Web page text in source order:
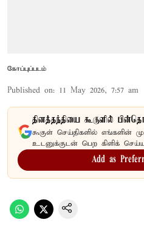
கோப்புப்படம்
Published on: 11 May 2026, 7:57 am
தினத்தந்தியை கூகுளில்
கூகுள் செய்திகளில் எங்களின்
உடனுக்குடன் பெற கிளிக்
Add as